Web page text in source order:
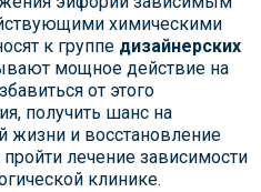
химическими
к группе дизайнерских
мощное действие на
от этого
получить шанс на
жизни и восстановление
лечение зависимости
клинике.